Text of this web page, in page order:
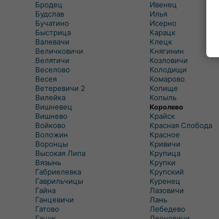
Бродец
Будслав
Бучатино
Быстрица
Валевачи
Величковичи
Велятичи
Веселово
Весея
Ветеревичи 2
Вилейка
Вишневец
Вишнево
Войково
Воложин
Воронцы
Высокая Липа
Вязынь
Габриелевка
Гаврильчицы
Гайна
Ганцевичи
Гатово
Ивенец
Илья
Исерно
Карацк
Клецк
Княгинин
Козловичи
Колодищи
Комарово
Копище
Копыль
Королево
Крайск
Красная Слобода
Красное
Кривичи
Крупица
Крупки
Крупский
Куренец
Лазовичи
Лань
Лебедево